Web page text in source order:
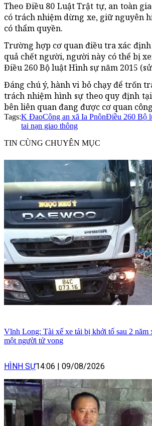
Theo Điều 80 Luật Trật tự, an toàn
có trách nhiệm dừng xe, giữ nguyên
có thẩm quyền.
Trường hợp cơ quan điều tra xác
quả chết người, người này có thể bị
Điều 260 Bộ luật Hình sự năm 2015
Đáng chú ý, hành vi bỏ chạy để trốn
trách nhiệm hình sự theo quy định
bên liên quan đang được cơ quan
Tags:K ĐaoCông an xã Ia PnônĐiều 260 Bộ
tai nạn giao thông
TIN CÙNG CHUYÊN MỤC
Vĩnh Long: Tài xế xe tải bị khởi tố sau 2
một người tử vong
HÌNH SỰ14:06 09/08/2026